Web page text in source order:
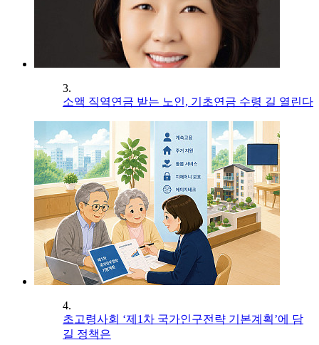
3.
소액 직역연금 받는 노인, 기초연금 수령 길 열린다
4.
초고령사회 ‘제1차 국가인구전략 기본계획’에 담
길 정책은